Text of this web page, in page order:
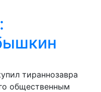
тираннозавра
общественным